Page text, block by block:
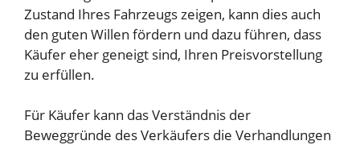
Zustand Ihres Fahrzeugs zeigen, kann dies auch
den guten Willen fördern und dazu führen, dass
Käufer eher geneigt sind, Ihren Preisvorstellung
zu erfüllen.
Für Käufer kann das Verständnis der
Beweggründe des Verkäufers die Verhandlungen